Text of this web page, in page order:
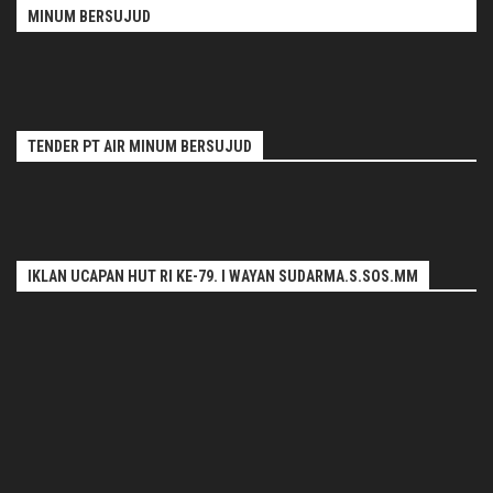
MINUM BERSUJUD
TENDER PT AIR MINUM BERSUJUD
IKLAN UCAPAN HUT RI KE-79. I WAYAN SUDARMA.S.SOS.MM